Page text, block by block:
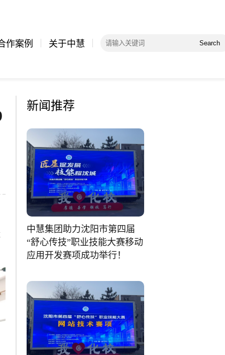
作案例 关于中慧 Search
新闻推荐
中慧集团助力沈阳市第四届
“舒心传技”职业技能大赛移动
应用开发赛项成功举行！